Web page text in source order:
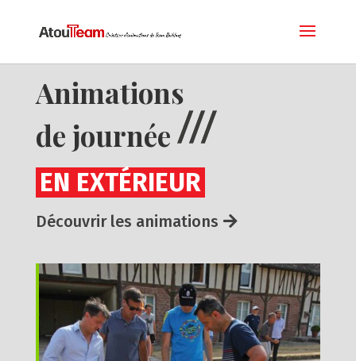
Animations
de journée
EN EXTÉRIEUR
Découvrir les animations